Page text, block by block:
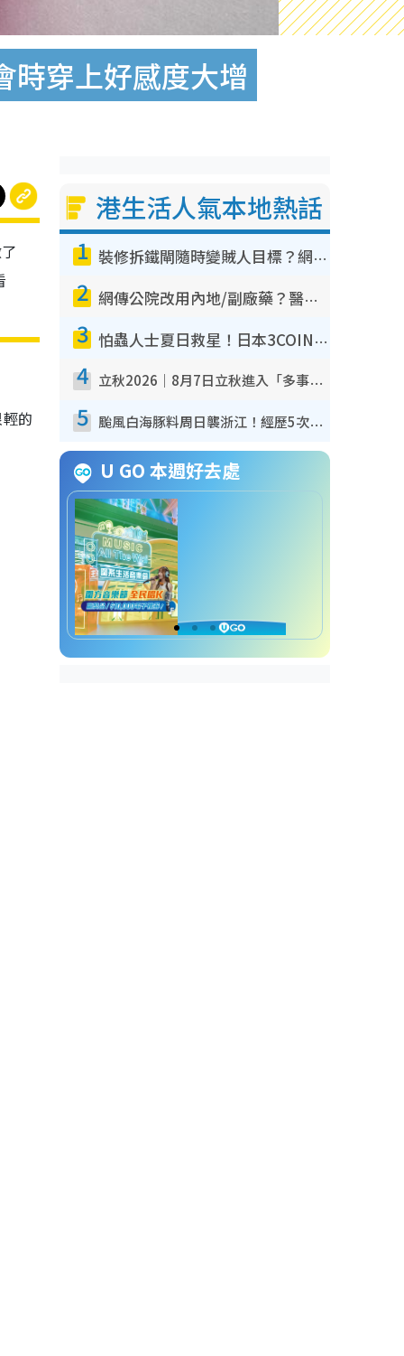
時穿上好感度大增
的
港生活人氣本地熱話
1 裝修拆鐵閘隨時變賊人目標？網民揭2大關鍵用途：裝新式等於白裝？附新舊鐵閘分別
2 網傳公院改用內地/副廠藥？醫生拆解正副廠分別 揭4類人換藥隨時出事
3 怕蟲人士夏日救星！日本3COINS爆紅驅蟲神器$45起 1招「全程免觸碰」輕鬆搞定小強
4 立秋2026｜8月7日立秋進入「多事之秋」 3件事唔做得！專家教6招開運 清枱頭／銀包納氣接好運
5 颱風白海豚料周日襲浙江！經歷5次「眼牆置換」極罕見 成登陸內地最長途颱風
U GO 本週好去處